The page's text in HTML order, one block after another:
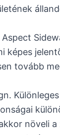
Aspect
képes
tovább
növeli